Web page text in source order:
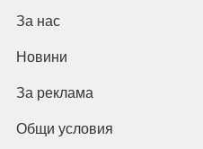
За нас
Новини
За реклама
Общи условия